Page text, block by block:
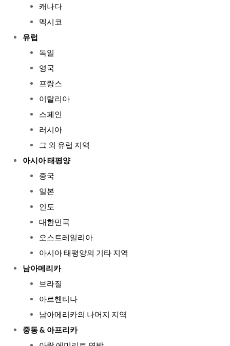
캐나다
멕시코
유럽
독일
영국
프랑스
이탈리아
스페인
러시아
그 외 유럽 지역
아시아 태평양
중국
일본
인도
대한민국
오스트레일리아
아시아 태평양의 기타 지역
남아메리카
브라질
아르헨티나
남아메리카의 나머지 지역
중동 & 아프리카